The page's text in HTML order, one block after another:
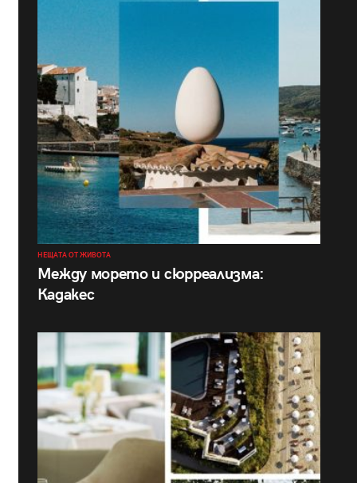
НЕЩАТА ОТ ЖИВОТА
Между морето и сюрреализма:
Кадакес